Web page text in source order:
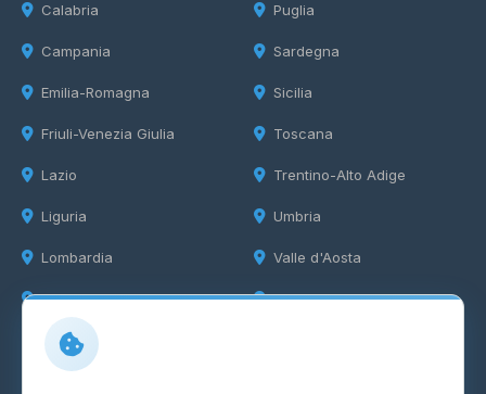
Calabria
Campania
Emilia-Romagna
Friuli-Venezia Giulia
Lazio
Liguria
Lombardia
Marche
Puglia
Sardegna
Sicilia
Toscana
Trentino-Alto Adige
Umbria
Valle d'Aosta
Veneto
Info